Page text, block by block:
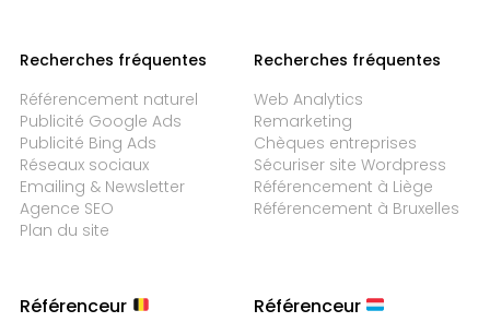
Recherches fréquentes
Référencement naturel
Publicité Google Ads
Publicité Bing Ads
Réseaux sociaux
Emailing & Newsletter
Agence SEO
Plan du site
Recherches fréquentes
Web Analytics
Remarketing
Chèques entreprises
Sécuriser site Wordpress
Référencement à Liège
Référencement à Bruxelles
Référenceur Référenceur